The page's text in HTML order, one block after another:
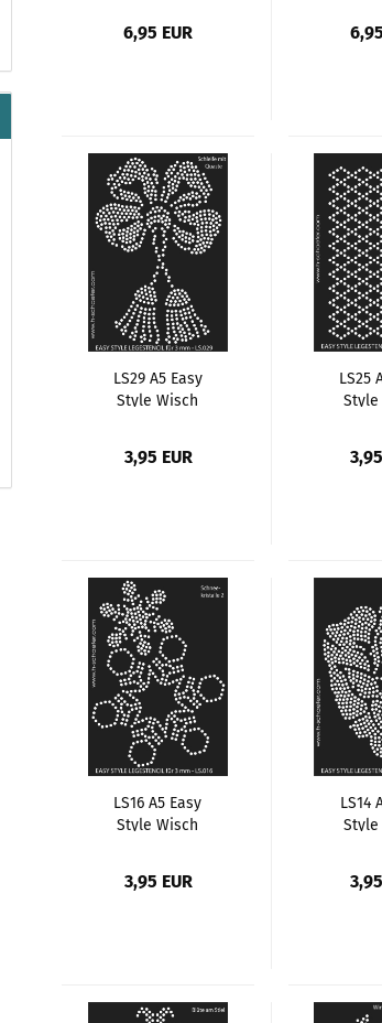
6,95 EUR
LS29 A5 Easy
Style Wisch
Quaste
3,95 EUR
LS25
Style
LS16 A5 Easy
Style Wisch
3,95 EUR
LS14
Style